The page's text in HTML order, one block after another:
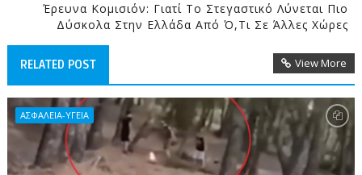
Έρευνα Κομισιόν: Γιατί Το Στεγαστικό Λύνεται Πιο
Δύσκολα Στην Ελλάδα Από Ό,τι Σε Άλλες Χώρες
RELATED POST View More
ΑΣΦΑΛΕΙΑ-ΥΓΕΙΑ